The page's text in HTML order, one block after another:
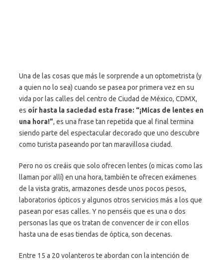
Una de las cosas que más le sorprende a un optometrista (y
a quien no lo sea) cuando se pasea por primera vez en su
vida por las calles del centro de Ciudad de México, CDMX,
es oír hasta la saciedad esta frase: “¡Micas de lentes en
una hora!”, es una frase tan repetida que al final termina
siendo parte del espectacular decorado que uno descubre
como turista paseando por tan maravillosa ciudad.
Pero no os creáis que solo ofrecen lentes (o micas como las
llaman por allí) en una hora, también te ofrecen exámenes
de la vista gratis, armazones desde unos pocos pesos,
laboratorios ópticos y algunos otros servicios más a los que
pasean por esas calles. Y no penséis que es una o dos
personas las que os tratan de convencer de ir con ellos
hasta una de esas tiendas de óptica, son decenas.
Entre 15 a 20 volanteros te abordan con la intención de